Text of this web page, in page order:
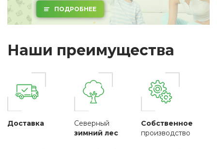
ПОДРОБНЕЕ
Наши преимущества
Доставка
Северный
зимний лес
Собственное
производство